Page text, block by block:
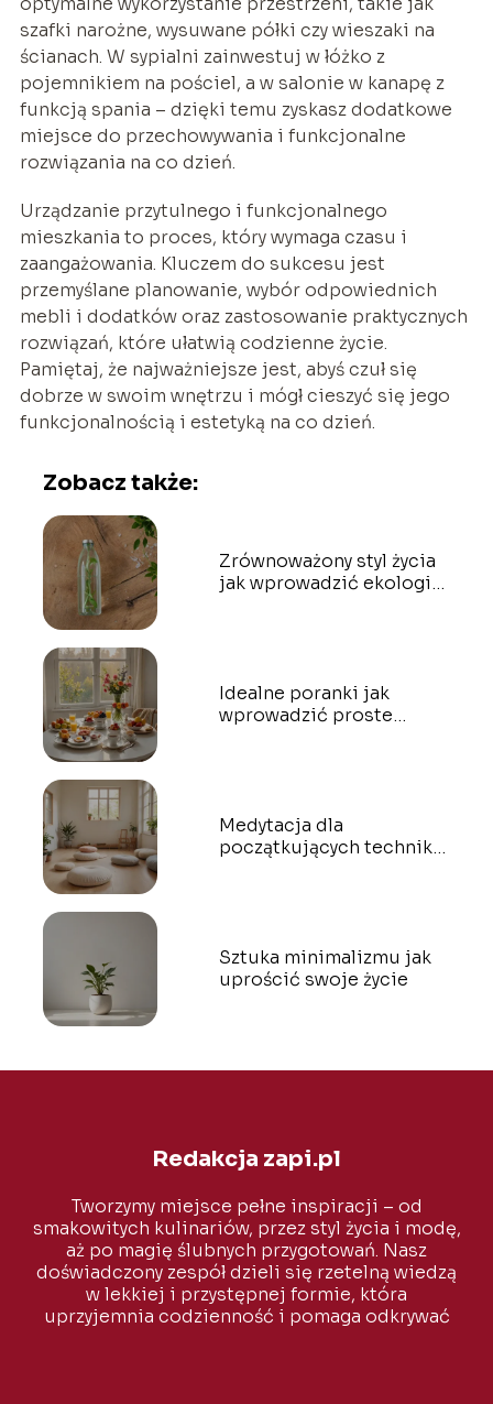
szafki narożne, wysuwane półki czy wieszaki na
ścianach. W sypialni zainwestuj w łóżko z
pojemnikiem na pościel, a w salonie w kanapę z
funkcją spania – dzięki temu zyskasz dodatkowe
miejsce do przechowywania i funkcjonalne
rozwiązania na co dzień.
Urządzanie przytulnego i funkcjonalnego
mieszkania to proces, który wymaga czasu i
zaangażowania. Kluczem do sukcesu jest
przemyślane planowanie, wybór odpowiednich
mebli i dodatków oraz zastosowanie praktycznych
rozwiązań, które ułatwią codzienne życie.
Pamiętaj, że najważniejsze jest, abyś czuł się
dobrze w swoim wnętrzu i mógł cieszyć się jego
funkcjonalnością i estetyką na co dzień.
Zobacz także:
Zrównoważony styl życia
jak wprowadzić ekologię
Idealne poranki jak
wprowadzić proste
Medytacja dla
początkujących techniki
Sztuka minimalizmu jak
uprościć swoje życie
Redakcja zapi.pl
Tworzymy miejsce pełne inspiracji – od
smakowitych kulinariów, przez styl życia i modę,
aż po magię ślubnych przygotowań. Nasz
doświadczony zespół dzieli się rzetelną wiedzą
w lekkiej i przystępnej formie, która
uprzyjemnia codzienność i pomaga odkrywać